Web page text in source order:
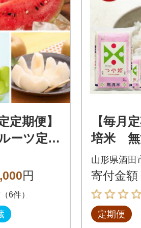
定期便】
ーツ定期
円
（6件）
【毎月
培米 無
g全6回
山形県酒田
寄付金額
定期便